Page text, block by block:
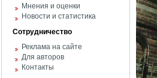
Мнения и оценки
Новости и статистика
Сотрудничество
Реклама на сайте
Для авторов
Контакты